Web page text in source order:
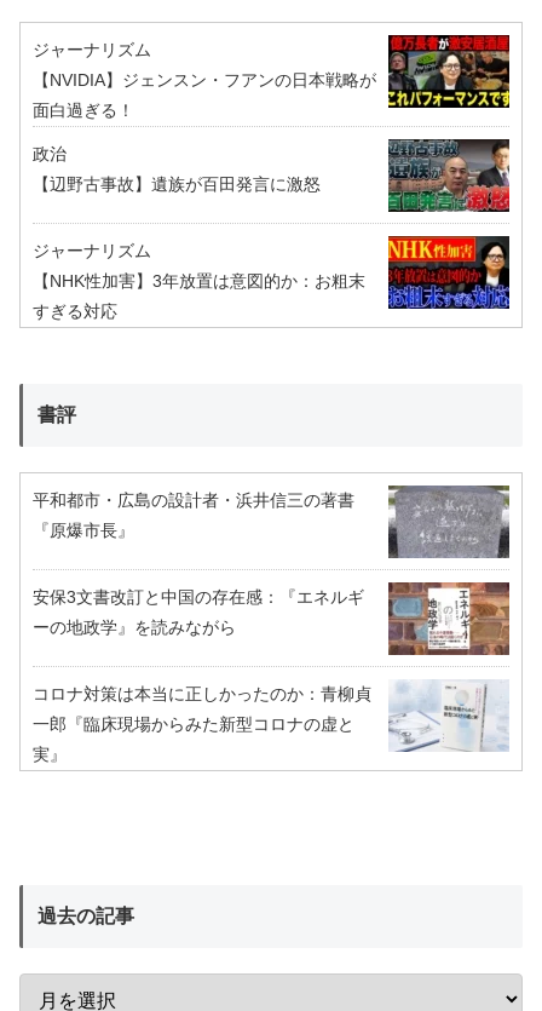
ジャーナリズム
【NVIDIA】ジェンスン・フアンの日本戦略が
面白過ぎる！
政治
【辺野古事故】遺族が百田発言に激怒
ジャーナリズム
【NHK性加害】3年放置は意図的か：お粗末
すぎる対応
書評
平和都市・広島の設計者・浜井信三の著書
『原爆市長』
安保3文書改訂と中国の存在感：『エネルギ
ーの地政学』を読みながら
コロナ対策は本当に正しかったのか：青柳貞
一郎『臨床現場からみた新型コロナの虚と
実』
過去の記事